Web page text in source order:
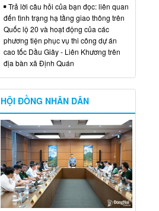
Trả lời câu hỏi của bạn đọc: liên quan
đến tình trạng hạ tầng giao thông trên
Quốc lộ 20 và hoạt động của các
phương tiện phục vụ thi công dự án
cao tốc Dầu Giây - Liên Khương trên
địa bàn xã Định Quán
HỘI ĐỒNG NHÂN DÂN